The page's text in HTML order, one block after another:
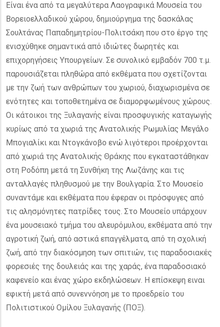
Είναι ένα από τα μεγαλύτερα Λαογραφικά Μουσεία του
Βορειοελλαδικού χώρου, δημιούργημα της δασκάλας
Σουλτάνας Παπαδημητρίου-Πολιτσάκη που στο έργο της
ενισχύθηκε σημαντικά από ιδιώτες δωρητές και
επιχορηγήσεις Υπουργείων. Σε συνολικό εμβαδόν 700 τ.μ.
παρουσιάζεται πληθώρα από εκθέματα που σχετίζονται
με την ζωή των ανθρώπων του χωριού, διαχωρισμένα σε
ενότητες και τοποθετημένα σε διαμορφωμένους χώρους.
Οι κάτοικοι της Ξυλαγανής είναι προσφυγικής καταγωγής
κυρίως από τα χωριά της Ανατολικής Ρωμυλίας Μεγάλο
Μπογιαλίκι και Ντογκάνοβο ενώ λιγότεροι προέρχονται
από χωριά της Ανατολικής Θράκης που εγκαταστάθηκαν
στη Ροδόπη μετά τη Συνθήκη της Λωζάνης και τις
ανταλλαγές πληθυσμού με την Βουλγαρία. Στο Μουσείο
συναντάμε και εκθέματα που έφεραν οι πρόσφυγες από
τις αλησμόνητες πατρίδες τους. Στο Μουσείο υπάρχουν
ένα μουσειακό τμήμα του αλευρόμυλου, εκθέματα από την
αγροτική ζωή, από αστικά επαγγέλματα, από τη σχολική
ζωή, από την διακόσμηση των σπιτιών, τις παραδοσιακές
φορεσιές της δουλειάς και της χαράς, ένα παραδοσιακό
καφενείο και ένας χώρο εκδηλώσεων. Η επίσκεψη ειναι
εφικτή μετά από συνεννόηση με το προεδρείο του
Πολιτιστικού Ομίλου Ξυλαγανής (ΠΟΞ).